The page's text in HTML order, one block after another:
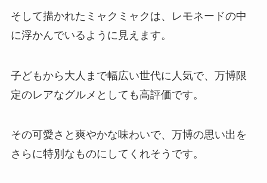
そして描かれたミャクミャクは、レモネードの中
に浮かんでいるように見えます。
子どもから大人まで幅広い世代に人気で、万博限
定のレアなグルメとしても高評価です。
その可愛さと爽やかな味わいで、万博の思い出を
さらに特別なものにしてくれそうです。